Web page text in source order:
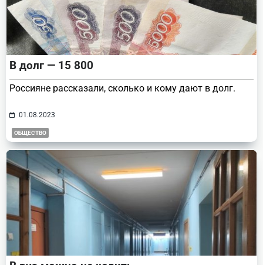
В долг — 15 800
Россияне рассказали, сколько и кому дают в долг.
01.08.2023
ОБЩЕСТВО